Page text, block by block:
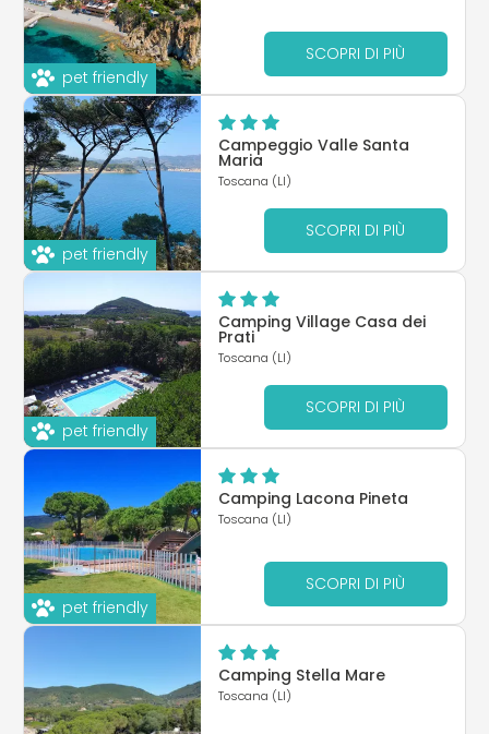
pet friendly
SCOPRI DI PIÙ
pet friendly
Campeggio Valle Santa
Maria
Toscana (LI)
SCOPRI DI PIÙ
pet friendly
Camping Village Casa dei
Prati
Toscana (LI)
SCOPRI DI PIÙ
pet friendly
Camping Lacona Pineta
Toscana (LI)
SCOPRI DI PIÙ
Camping Stella Mare
Toscana (LI)